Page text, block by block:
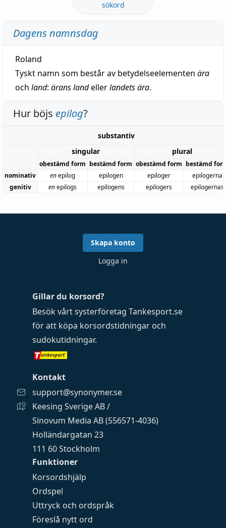
sökord
Dagens namnsdag
Roland
Tyskt namn som består av betydelseelementen ära
och land: ärans landellerlandets ära.
Hur böjs epilog?
substantiv
singular
plural
obestämd form bestämd form obestämd form bestämd
nominativ
enepilog epilogen epiloger
epilogerna
genitiv
enepilogs epilogens epilogers epilogernas
Funktioner
Korsordshjälp
Ordspel
Uttryck och ordspråk
Föreslå nytt ord
Gillar du korsord?
Besök vårt systerföretag Tankesport.se
för att köpa korsordstidningar och
sudokutidningar.
Kontakt
support@synonymer.se
Keesing Sverige AB /
Sinovum Media AB (556571-4036)
Holländargatan 23
111 60 Stockholm
Skapa konto
Logga in